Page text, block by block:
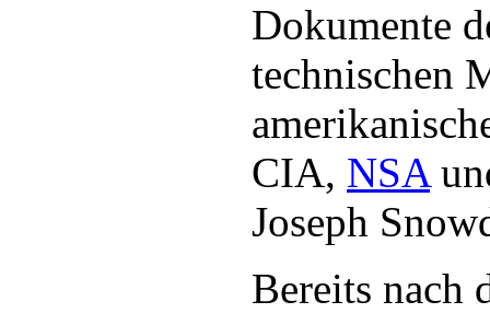
Dokumente
technischen
CIA, NSA
Joseph
Bereits nach